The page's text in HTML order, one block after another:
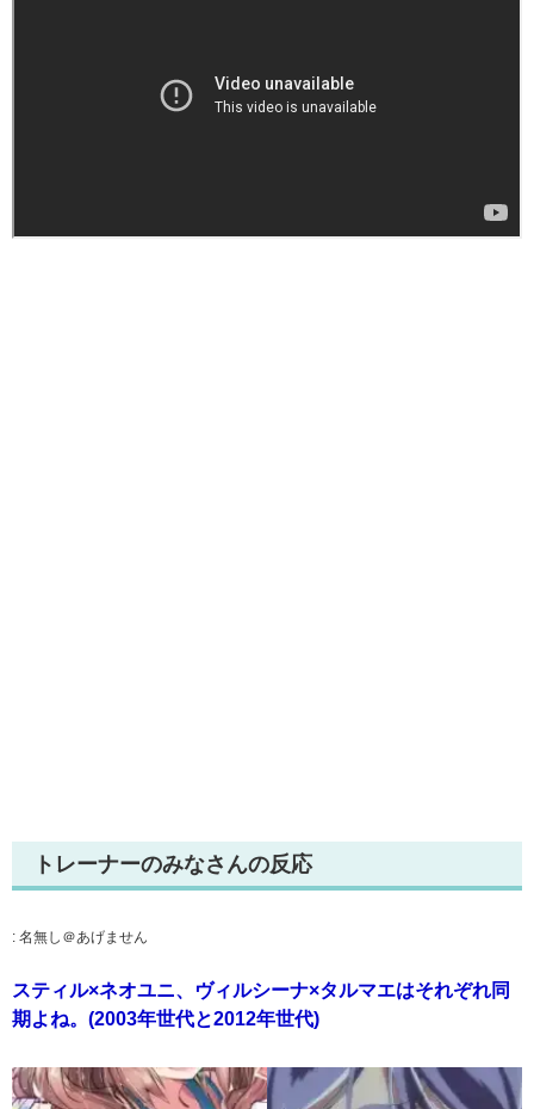
トレーナーのみなさんの反応
: 名無し＠あげません
スティル×ネオユニ、ヴィルシーナ×タルマエはそれぞれ同
期よね。(2003年世代と2012年世代)